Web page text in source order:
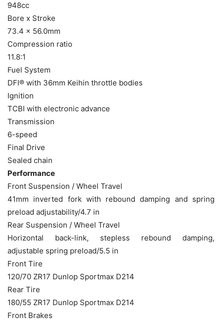
948cc
Bore x Stroke
73.4 x 56.0mm
Compression ratio
11.8:1
Fuel System
DFI® with 36mm Keihin throttle bodies
Ignition
TCBI with electronic advance
Transmission
6-speed
Final Drive
Sealed chain
Performance
Front Suspension / Wheel Travel
41mm inverted fork with rebound damping and spring
preload adjustability/4.7 in
Rear Suspension / Wheel Travel
Horizontal back-link, stepless rebound damping,
adjustable spring preload/5.5 in
Front Tire
120/70 ZR17 Dunlop Sportmax D214
Rear Tire
180/55 ZR17 Dunlop Sportmax D214
Front Brakes